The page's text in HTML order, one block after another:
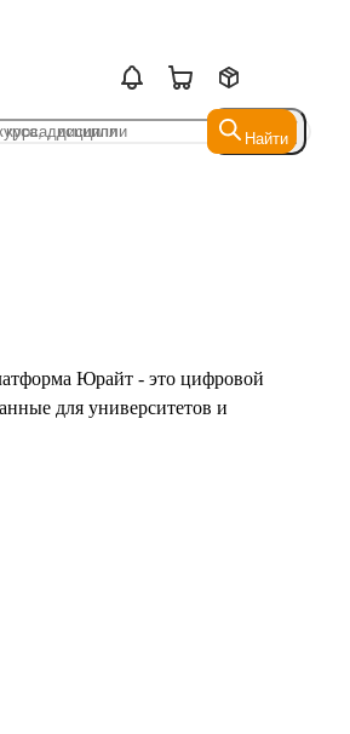
Найти
Найти
Юрайт - это цифровой
для университетов и